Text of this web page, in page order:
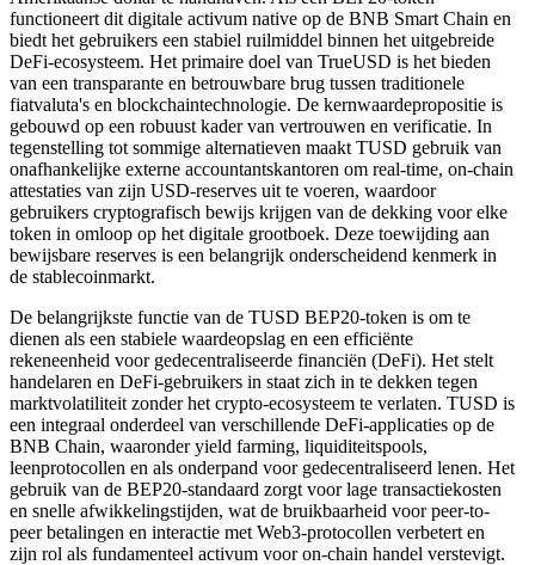
functioneert dit digitale activum native op de BNB Smart Chain en
biedt het gebruikers een stabiel ruilmiddel binnen het uitgebreide
DeFi-ecosysteem. Het primaire doel van TrueUSD is het bieden
van een transparante en betrouwbare brug tussen traditionele
fiatvaluta's en blockchaintechnologie. De kernwaardepropositie is
gebouwd op een robuust kader van vertrouwen en verificatie. In
tegenstelling tot sommige alternatieven maakt TUSD gebruik van
onafhankelijke externe accountantskantoren om real-time, on-chain
attestaties van zijn USD-reserves uit te voeren, waardoor
gebruikers cryptografisch bewijs krijgen van de dekking voor elke
token in omloop op het digitale grootboek. Deze toewijding aan
bewijsbare reserves is een belangrijk onderscheidend kenmerk in
de stablecoinmarkt.
De belangrijkste functie van de TUSD BEP20-token is om te
dienen als een stabiele waardeopslag en een efficiënte
rekeneenheid voor gedecentraliseerde financiën (DeFi). Het stelt
handelaren en DeFi-gebruikers in staat zich in te dekken tegen
marktvolatiliteit zonder het crypto-ecosysteem te verlaten. TUSD is
een integraal onderdeel van verschillende DeFi-applicaties op de
BNB Chain, waaronder yield farming, liquiditeitspools,
leenprotocollen en als onderpand voor gedecentraliseerd lenen. Het
gebruik van de BEP20-standaard zorgt voor lage transactiekosten
en snelle afwikkelingstijden, wat de bruikbaarheid voor peer-to-
peer betalingen en interactie met Web3-protocollen verbetert en
zijn rol als fundamenteel activum voor on-chain handel verstevigt.